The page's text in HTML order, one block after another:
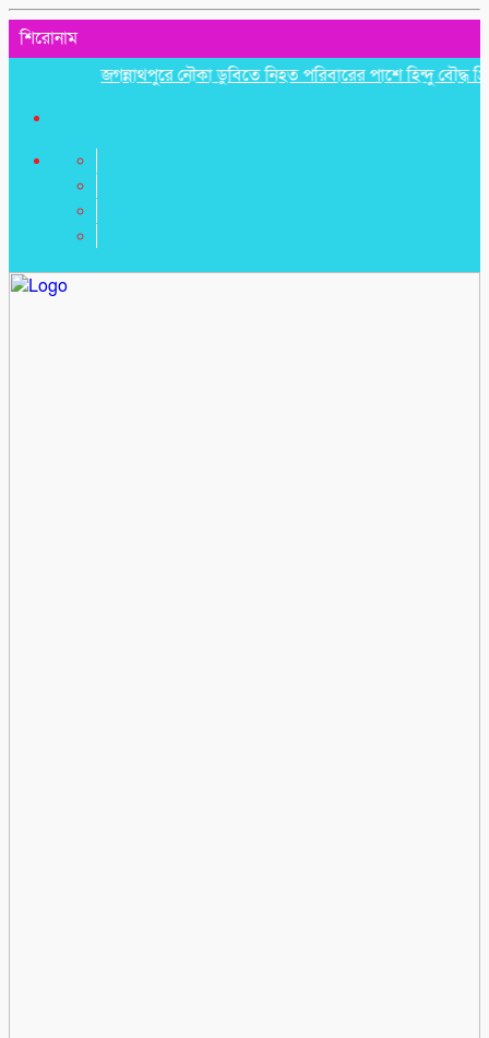
শিরোনাম
জগন্নাথপুরে নৌকা ডুবিতে নিহত পরিবারের পাশে হিন্দু বৌদ্ধ